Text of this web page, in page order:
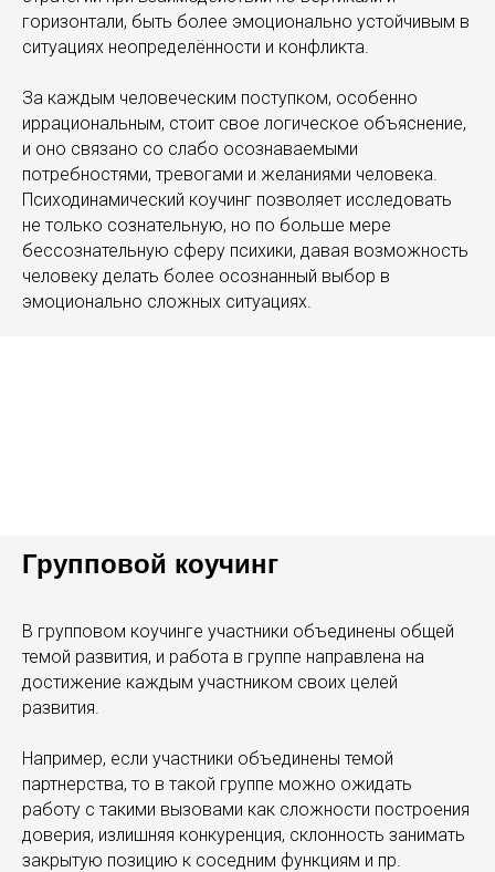
горизонтали, быть более эмоционально устойчивым в
ситуациях неопределённости и конфликта.
За каждым человеческим поступком, особенно
иррациональным, стоит свое логическое объяснение,
и оно связано со слабо осознаваемыми
потребностями, тревогами и желаниями человека.
Психодинамический коучинг позволяет исследовать
не только сознательную, но по больше мере
бессознательную сферу психики, давая возможность
человеку делать более осознанный выбор в
эмоционально сложных ситуациях.
Групповой коучинг
В групповом коучинге участники объединены общей
темой развития, и работа в группе направлена на
достижение каждым участником своих целей
развития.
Например, если участники объединены темой
партнерства, то в такой группе можно ожидать
работу с такими вызовами как сложности построения
доверия, излишняя конкуренция, склонность занимать
закрытую позицию к соседним функциям и пр.